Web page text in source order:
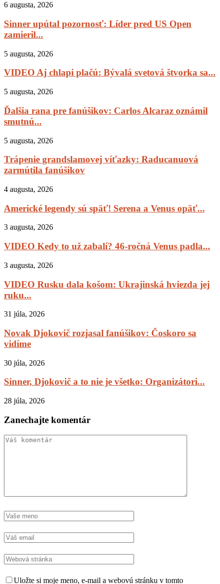
6 augusta, 2026
Sinner upútal pozornosť: Líder pred US Open
zamieril...
5 augusta, 2026
VIDEO Aj chlapi plačú: Bývalá svetová štvorka sa...
5 augusta, 2026
Ďalšia rana pre fanúšikov: Carlos Alcaraz oznámil
smutnú...
5 augusta, 2026
Trápenie grandslamovej víťazky: Raducanuová
zarmútila fanúšikov
4 augusta, 2026
Americké legendy sú späť! Serena a Venus opäť...
3 augusta, 2026
VIDEO Kedy to už zabalí? 46-ročná Venus padla...
3 augusta, 2026
VIDEO Rusku dala košom: Ukrajinská hviezda jej
ruku...
31 júla, 2026
Novak Djokovič rozjasal fanúšikov: Čoskoro sa
vidíme
30 júla, 2026
Sinner, Djokovič a to nie je všetko: Organizátori...
28 júla, 2026
Zanechajte komentár
Uložte si moje meno, e-mail a webovú stránku v tomto